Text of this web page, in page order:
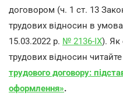
договором (ч. 1 ст. 13
трудових відносин в
15.03.2022 р. № 2136-IX). Як
трудових відносин читайте
трудового договору:
оформлення».